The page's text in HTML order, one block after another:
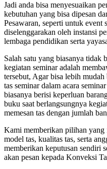
Jadi anda bisa menyesuaikan
kebutuhan yang bisa dipesan
Pesawaran, seperti untuk event
diselenggarakan oleh instansi
lembaga pendidikan serta
Salah satu yang biasanya tidak
kegiatan seminar adalah
tersebut, Agar bisa lebih
tas seminar dalam acara
biasanya berisi keperluan
buku saat berlangsungnya
memesan tas dengan jumlah
Kami memberikan pilihan yang
model tas, kualitas tas, serta
memberikan keputusan sendiri
akan pesan kepada Konveksi